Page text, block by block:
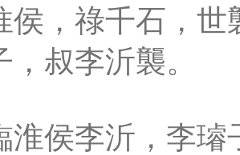
侯，祿千石，世
，叔李沂襲。
淮侯李沂，李